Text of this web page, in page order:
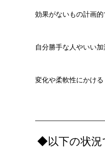
効果がないもの計画
自分勝手な人やいい
変化や柔軟性にかける
◆以下の状況